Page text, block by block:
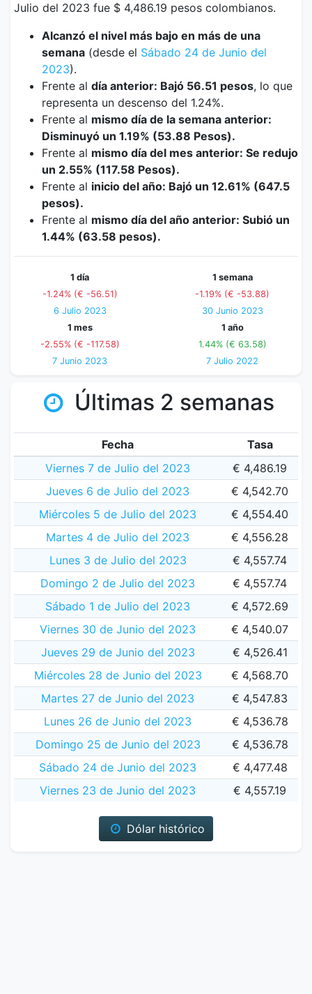
Julio del 2023 fue $ 4,486.19 pesos colombianos.
Alcanzó el nivel más bajo en más de una
semana (desde el Sábado 24 de Junio del
2023).
Frente al día anterior: Bajó 56.51 pesos, lo que
representa un descenso del 1.24%.
Frente al mismo día de la semana anterior:
Disminuyó un 1.19% (53.88 Pesos).
Frente al mismo día del mes anterior: Se redujo
un 2.55% (117.58 Pesos).
Frente al inicio del año: Bajó un 12.61% (647.5
pesos).
Frente al mismo día del año anterior: Subió un
1.44% (63.58 pesos).
1 día
-1.24% (€ -56.51)
6 Julio 2023
1 semana
-1.19% (€ -53.88)
30 Junio 2023
1 mes
-2.55% (€ -117.58)
7 Junio 2023
1 año
1.44% (€ 63.58)
7 Julio 2022
Últimas 2 semanas
Fecha
Tasa
Viernes 7 de Julio del 2023
€ 4,486.19
Jueves 6 de Julio del 2023
€ 4,542.70
Miércoles 5 de Julio del 2023
€ 4,554.40
Martes 4 de Julio del 2023
€ 4,556.28
Lunes 3 de Julio del 2023
€ 4,557.74
Domingo 2 de Julio del 2023
€ 4,557.74
Sábado 1 de Julio del 2023
€ 4,572.69
Viernes 30 de Junio del 2023
€ 4,540.07
Jueves 29 de Junio del 2023
€ 4,526.41
Miércoles 28 de Junio del 2023
€ 4,568.70
Martes 27 de Junio del 2023
€ 4,547.83
Lunes 26 de Junio del 2023
€ 4,536.78
Domingo 25 de Junio del 2023
€ 4,536.78
Sábado 24 de Junio del 2023
€ 4,477.48
Viernes 23 de Junio del 2023
€ 4,557.19
Dólar histórico